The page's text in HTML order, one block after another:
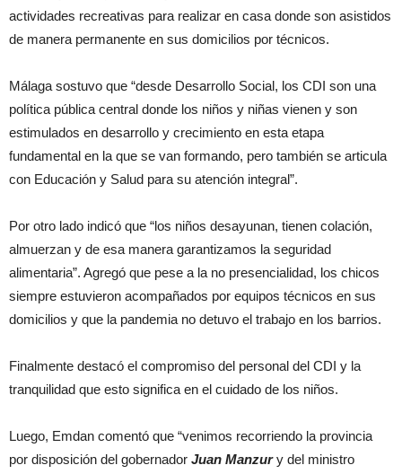
actividades recreativas para realizar en casa donde son asistidos
de manera permanente en sus domicilios por técnicos.
Málaga sostuvo que “desde Desarrollo Social, los CDI son una
política pública central donde los niños y niñas vienen y son
estimulados en desarrollo y crecimiento en esta etapa
fundamental en la que se van formando, pero también se articula
con Educación y Salud para su atención integral”.
Por otro lado indicó que “los niños desayunan, tienen colación,
almuerzan y de esa manera garantizamos la seguridad
alimentaria”. Agregó que pese a la no presencialidad, los chicos
siempre estuvieron acompañados por equipos técnicos en sus
domicilios y que la pandemia no detuvo el trabajo en los barrios.
Finalmente destacó el compromiso del personal del CDI y la
tranquilidad que esto significa en el cuidado de los niños.
Luego, Emdan comentó que “venimos recorriendo la provincia
por disposición del gobernador Juan Manzury del ministro